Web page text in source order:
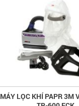
MÁY LỌC KHÍ PAPR 3M